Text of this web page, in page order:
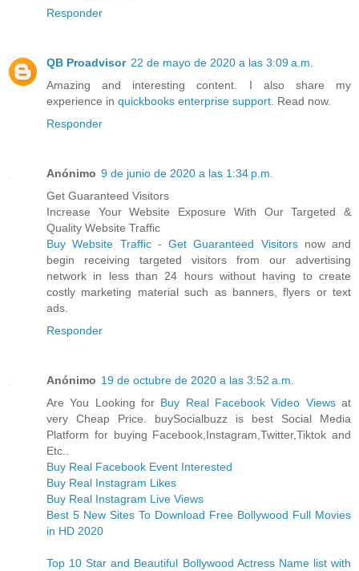
Responder
QB Proadvisor 22 de mayo de 2020 a las 3:09 a.m.
Amazing and interesting content. I also share my
experience in quickbooks enterprise support. Read now.
Responder
Anónimo 9 de junio de 2020 a las 1:34 p.m.
Get Guaranteed Visitors
Increase Your Website Exposure With Our Targeted &
Quality Website Traffic
Buy Website Traffic - Get Guaranteed Visitorsnow and
begin receiving targeted visitors from our advertising
network in less than 24 hours without having to create
costly marketing material such as banners, flyers or text
ads.
Responder
Anónimo 19 de octubre de 2020 a las 3:52 a.m.
Are You Looking for Buy Real Facebook Video Viewsat
very Cheap Price. buySocialbuzz is best Social Media
Platform for buying Facebook,Instagram,Twitter,Tiktok and
Etc..
Buy Real Facebook Event Interested
Buy Real Instagram Likes
Buy Real Instagram Live Views
Best 5 New Sites To Download Free Bollywood Full Movies
in HD 2020
Top 10 Star and Beautiful Bollywood Actress Name list with